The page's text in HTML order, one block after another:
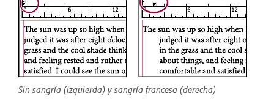
Sin sangría (izquierda) y sangría francesa (derecha)